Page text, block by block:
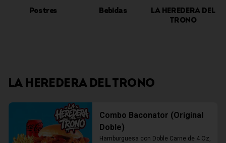
Postres Bebidas
LA HEREDERA DEL
TRONO
LA HEREDERA DEL TRONO
Combo Baconator (Original
Doble)
Hamburguesa con Doble Carne de 4 Oz,